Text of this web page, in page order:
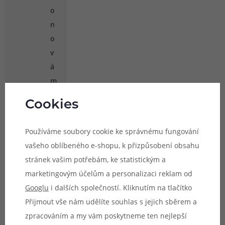
o
n
o
v
á
m
m
r
á
n
a
,
k
t
Cookies
Používáme soubory cookie ke správnému fungování
vašeho oblíbeného e-shopu, k přizpůsobení obsahu
stránek vašim potřebám, ke statistickým a
marketingovým účelům a personalizaci reklam od
Googlu i dalších společností. Kliknutím na tlačítko
Přijmout vše nám udělíte souhlas s jejich sběrem a
zpracováním a my vám poskytneme ten nejlepší